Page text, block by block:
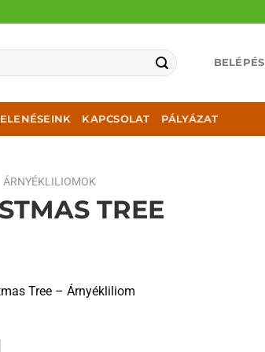
BELÉPÉS
KAPCSOLAT PÁLYÁZAT
ÁRNYÉKLILIOMOK
TREE
Tree – Árnyékliliom
mennyiség